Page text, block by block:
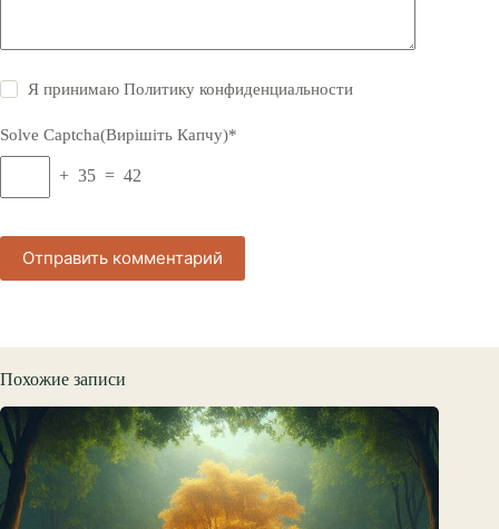
Я принимаюПолитику конфиденциальности
Solve Captcha(Вирішіть Капчу)*
+ 35 = 42
Отправить комментарий
Похожие записи